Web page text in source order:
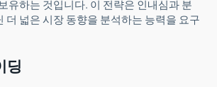
유하는 것입니다. 이 전략은 인내심과 분
더 넓은 시장 동향을 분석하는 능력을 요구
딩